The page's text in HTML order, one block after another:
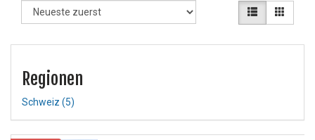
Regionen
Schweiz (5)